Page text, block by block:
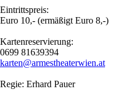
Eintrittspreis:
Euro 10,- (ermäßigt Euro 8,-)
Kartenreservierung:
0699 81639394
karten@armestheaterwien.at
Regie: Erhard Pauer